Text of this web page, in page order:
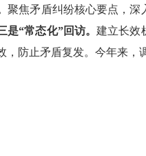
聚焦矛盾纠纷核心要点，深
是“常态化”回访。建立长效
，防止矛盾复发。今年来，